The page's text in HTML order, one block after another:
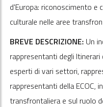
d'Europa: riconoscimento e
culturale nelle aree
BREVE DESCRIZIONE: Un
rappresentanti degli
esperti di vari settori,
rappresentanti della ECOC,
transfrontaliera e sul ruolo